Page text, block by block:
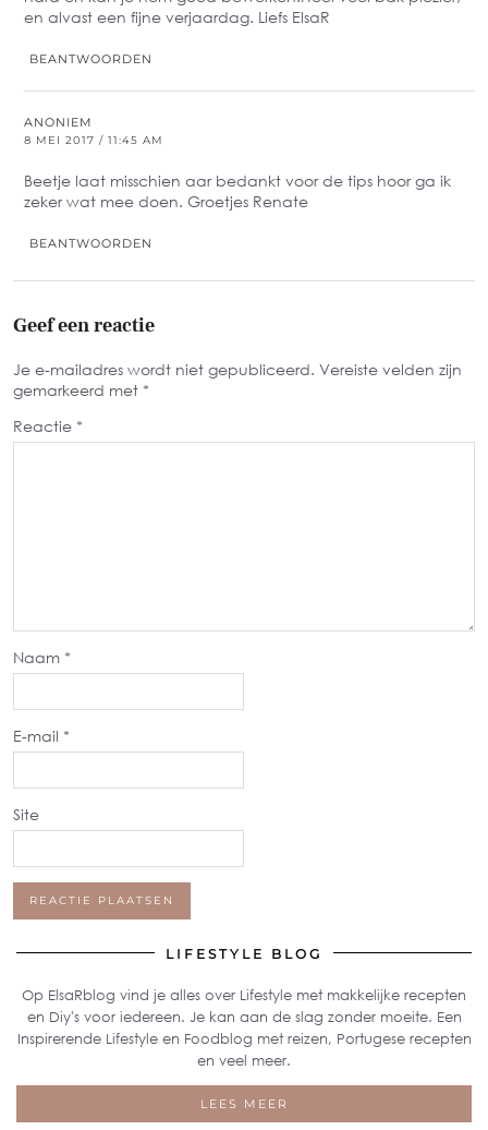
en alvast een fijne verjaardag. Liefs ElsaR
BEANTWOORDEN
ANONIEM
8 MEI 2017 / 11:45 AM
Beetje laat misschien aar bedankt voor de tips hoor ga ik
zeker wat mee doen. Groetjes Renate
BEANTWOORDEN
Geef een reactie
Je e-mailadres wordt niet gepubliceerd. Vereiste velden zijn
gemarkeerd met *
Reactie *
Naam *
E-mail *
Site
LIFESTYLE BLOG
Op ElsaRblog vind je alles over Lifestyle met makkelijke recepten
en Diy's voor iedereen. Je kan aan de slag zonder moeite. Een
Inspirerende Lifestyle en Foodblog met reizen, Portugese recepten
en veel meer.
LEES MEER